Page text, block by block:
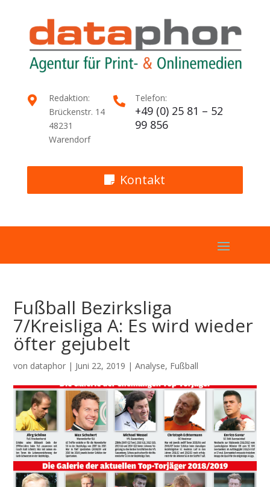

Redaktion:
Brückenstr. 14
48231
Warendorf
 Telefon:
+49 (0) 25 81 – 52
99 856
Kontakt
Fußball Bezirksliga
7/Kreisliga A: Es wird wieder
öfter gejubelt
von dataphor | Juni 22, 2019 |Analyse, Fußball